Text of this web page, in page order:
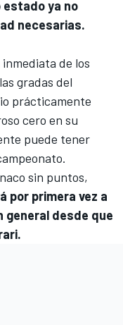
ya no
necesarias.
de los
gradas del
prácticamente
cero en su
puede tener
sin puntos,
por primera vez a
general desde que